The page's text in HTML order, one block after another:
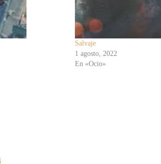
Salvaje
1 agosto, 2022
En «Ocio»